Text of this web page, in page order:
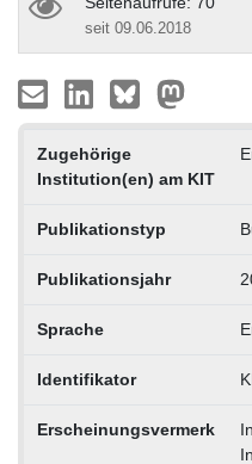
seit 09.06.2018
Zugehörige
Institution(en) am KIT
Publikationstyp
Publikationsjahr
Sprache
Identifikator
Erscheinungsvermerk